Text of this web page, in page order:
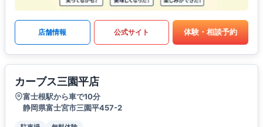
店舗情報 公式サイト 体験・相談予約
カーブス三園平店
富士根駅から車で10分
静岡県富士宮市三園平457-2